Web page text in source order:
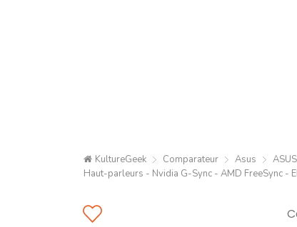
KultureGeek Comparateur Asus
Haut-parleurs - Nvidia G-Sync - AMD FreeSync -